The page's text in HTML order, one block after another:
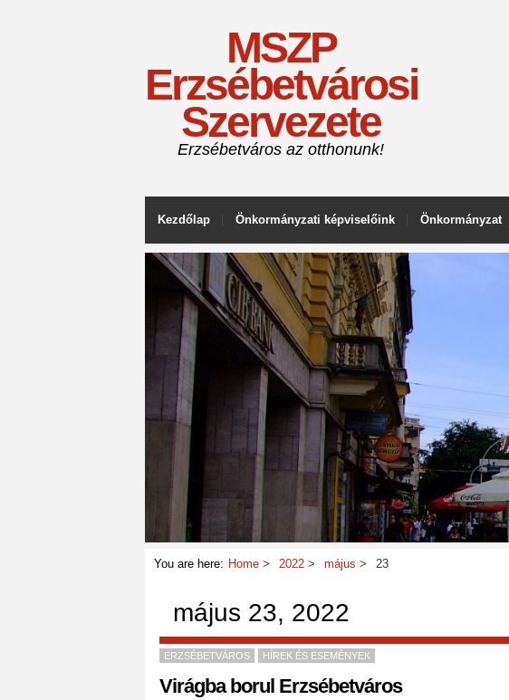
MSZP
Erzsébetvárosi
Szervezete
Erzsébetváros az otthonunk!
Kezdőlap Önkormányzati képviselőink Önkormányzat
You are here: Home 2022 május 23
május 23, 2022
ERZSÉBETVÁROS HÍREK ÉS ESEMÉNYEK
Virágba borul Erzsébetváros